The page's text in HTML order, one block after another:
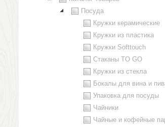
Посуда
Кружки керамические
Кружки из пластика
Кружки Softtouch
Стаканы TO GO
Кружки из стекла
Бокалы для вина и
Упаковка для посуды
Чайники
Чайные и кофейные